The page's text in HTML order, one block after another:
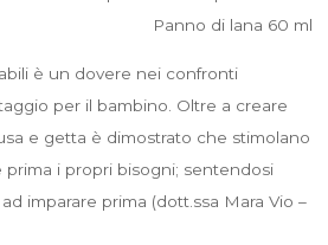
Panno di lana 60 ml
è un dovere nei confronti
per il bambino. Oltre a creare
e getta è dimostrato che stimolano
i propri bisogni; sentendosi
imparare prima (dott.ssa Mara Vio –